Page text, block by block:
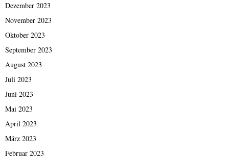
Dezember 2023
November 2023
Oktober 2023
September 2023
August 2023
Juli 2023
Juni 2023
Mai 2023
April 2023
März 2023
Februar 2023